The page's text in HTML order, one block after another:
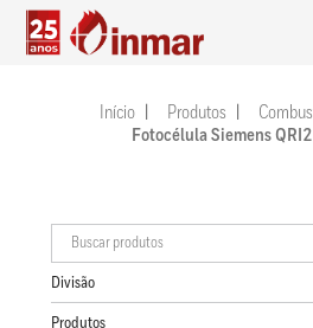
Início Produtos
Fotocélula Siemens
Divisão
Produtos